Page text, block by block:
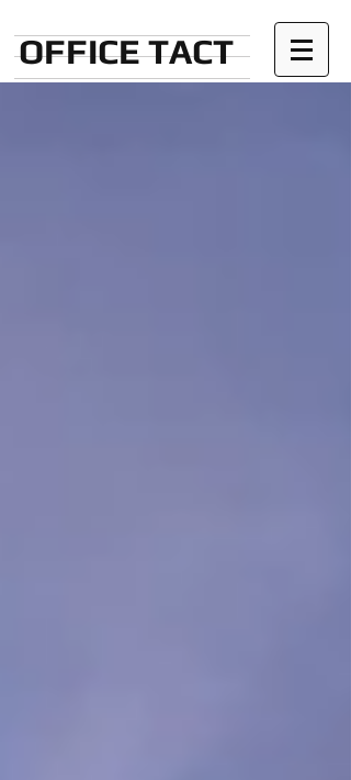
OFFICE TACT